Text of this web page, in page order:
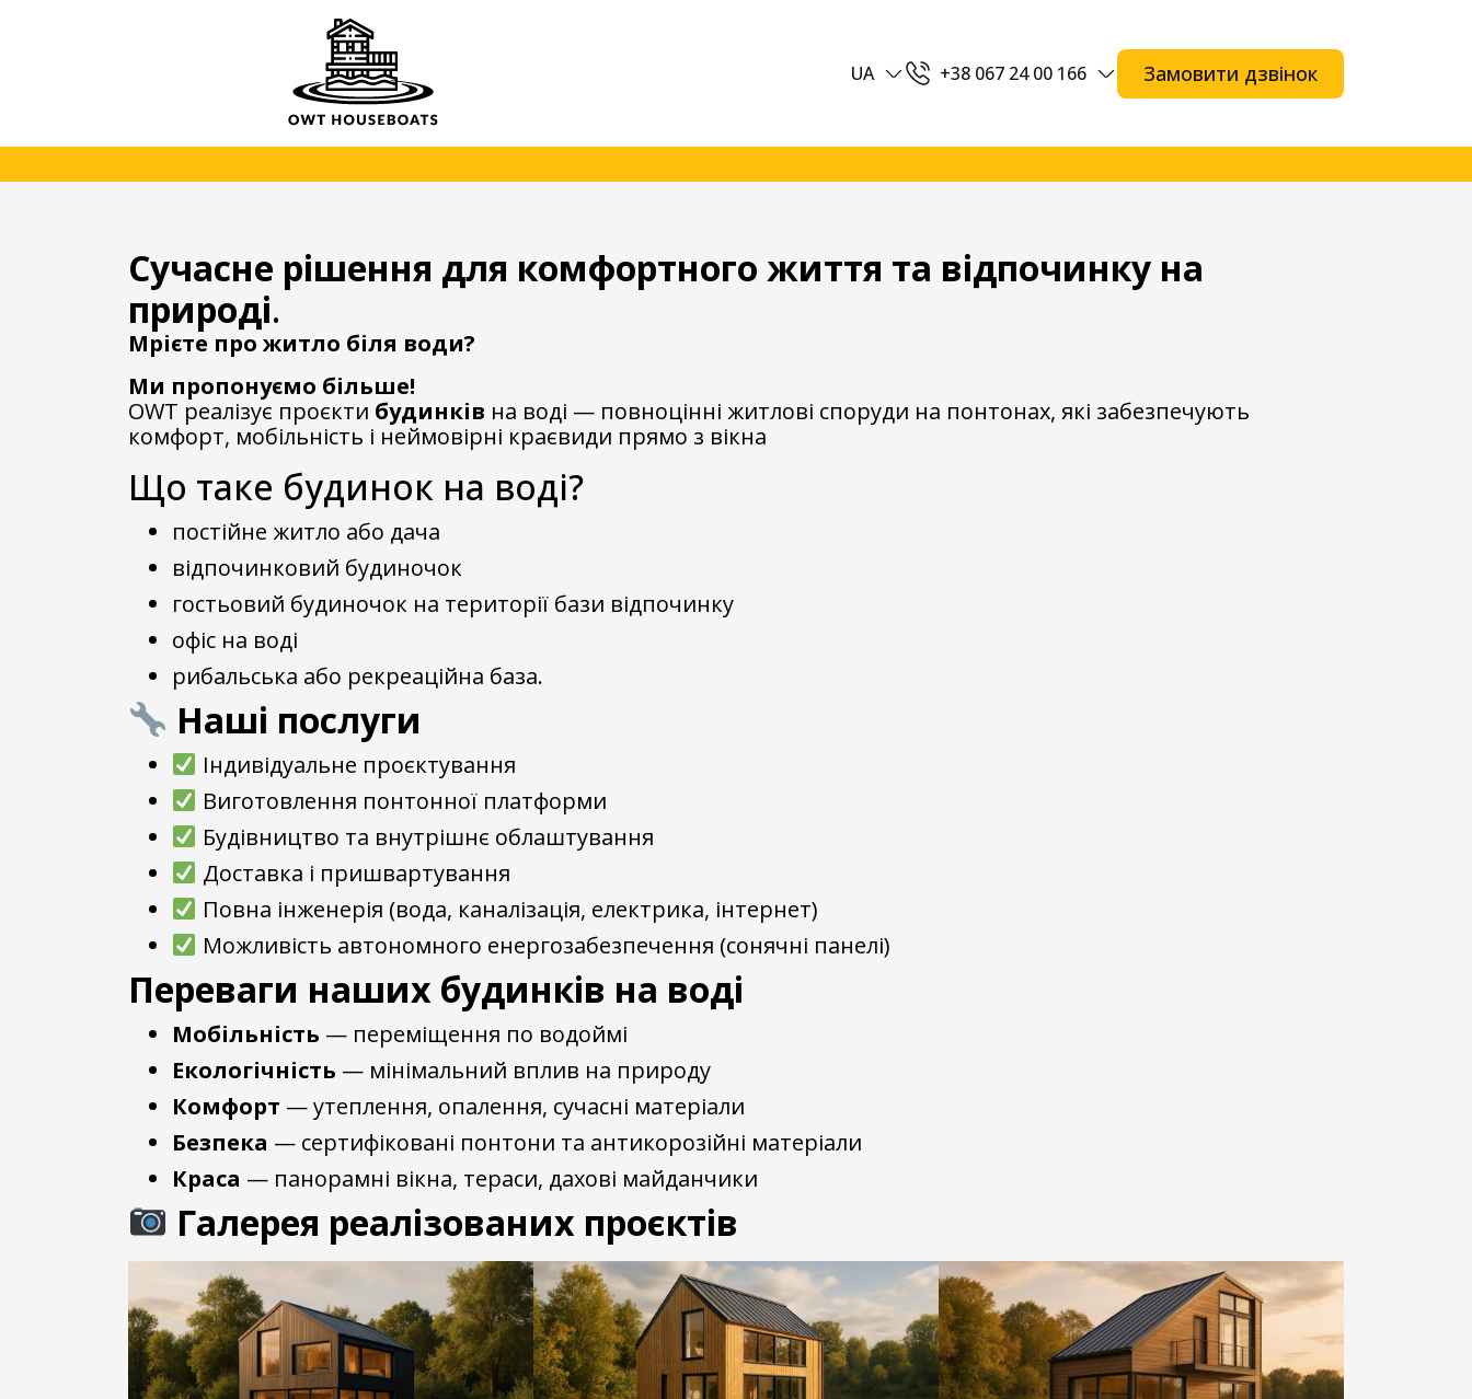
UA +38 067 24 00 166 Замовити дзвінок
Сучасне рішення для комфортного життя та відпочинку на
природі.
Мрієте про житло біля води?
Ми пропонуємо більше!
OWT реалізує проєкти будинків на воді — повноцінні житлові споруди на понтонах, які забезпечують
комфорт, мобільність і неймовірні краєвиди прямо з вікна
Що таке будинок на воді?
постійне житло або дача
відпочинковий будиночок
гостьовий будиночок на території бази відпочинку
офіс на воді
рибальська або рекреаційна база.
Наші послуги
Індивідуальне проєктування
Виготовлення понтонної платформи
Будівництво та внутрішнє облаштування
Доставка і пришвартування
Повна інженерія (вода, каналізація, електрика, інтернет)
Можливість автономного енергозабезпечення (сонячні панелі)
Переваги наших будинків на воді
Мобільність — переміщення по водоймі
Екологічність — мінімальний вплив на природу
Комфорт — утеплення, опалення, сучасні матеріали
Безпека — сертифіковані понтони та антикорозійні матеріали
Краса — панорамні вікна, тераси, дахові майданчики
Галерея реалізованих проєктів